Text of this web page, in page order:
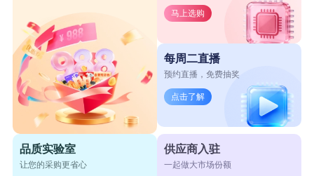
马上选购
每周二直播
预约直播，免费抽奖
点击了解
品质实验室
让您的采购更省心
供应商入驻
一起做大市场份额